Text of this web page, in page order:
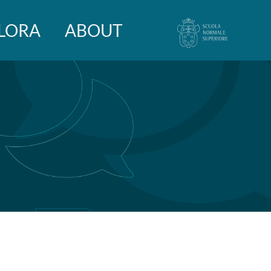
ABOUT